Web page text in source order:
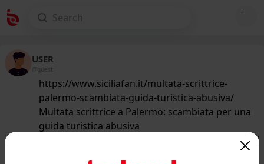
USER
@guest
https://www.siciliafan.it/multata-scrittrice-
palermo-scambiata-guida-turistica-abusiva/
Multata scrittrice a Palermo: scambiata per una
guida turistica abusiva
/50